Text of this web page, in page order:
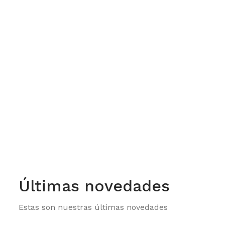
Últimas novedades
Estas son nuestras últimas novedades